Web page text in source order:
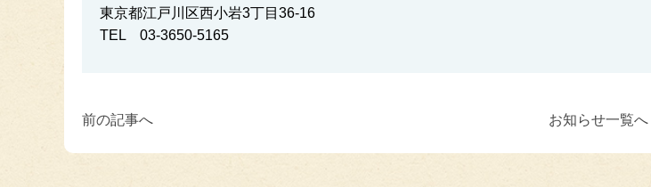
東京都江戸川区西小岩3丁目36-16
TEL 03-3650-5165
前の記事へ お知らせ一覧へ